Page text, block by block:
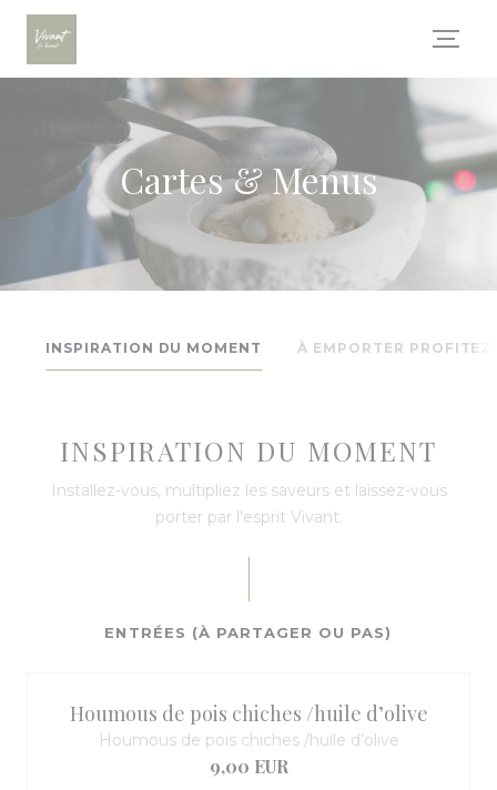
Personnalisation de vos choix en matière de cookies
Cartes & Menus
INSPIRATION DU MOMENT À EMPORTER
INSPIRATION DU MOMENT
Installez-vous, multipliez les saveurs et laissez-vous
porter par l'esprit Vivant.
ENTRÉES (À PARTAGER OU PAS)
Houmous de pois chiches /huile d’olive
Houmous de pois chiches /huile d’olive
9,00 EUR